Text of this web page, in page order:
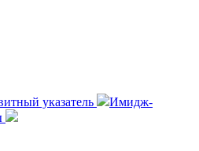
указатель
Имидж-